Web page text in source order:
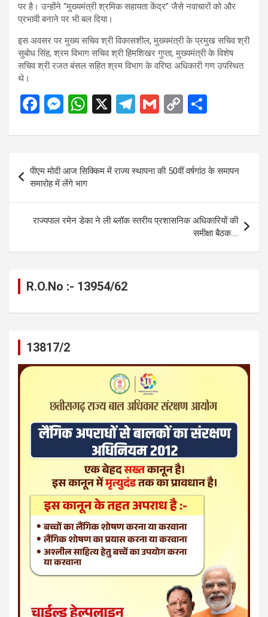
पर है। उन्होंने “मुख्यमंत्री श्रमिक सहायता केंद्र” जैसे नवाचारों को और
प्रभावी बनाने पर भी बल दिया।
इस अवसर पर मुख्य सचिव श्री विकासशील, मुख्यमंत्री के प्रमुख सचिव श्री
सुबोध सिंह, श्रम विभाग सचिव श्री हिमशिखर गुप्ता, मुख्यमंत्री के विशेष
सचिव श्री रजत बंसल सहित श्रम विभाग के वरिष्ठ अधिकारी गण उपस्थित
थे।
F
ce
o
o
k
M
se
g
er
W
at
s
A
p
p
X
T
e
a
m
G
ail
C
py
Li
n
k
ar
e
Post
navigation
पीएम मोदी आज सिक्किम में राज्य स्थापना की 50वीं वर्षगांठ के समापन
समारोह में लेंगे भाग
राज्यपाल रमेन डेका ने ली ब्लॉक स्तरीय प्रशासनिक अधिकारियों की
समीक्षा बैठक….
R.O.No :- 13954/62
13817/2